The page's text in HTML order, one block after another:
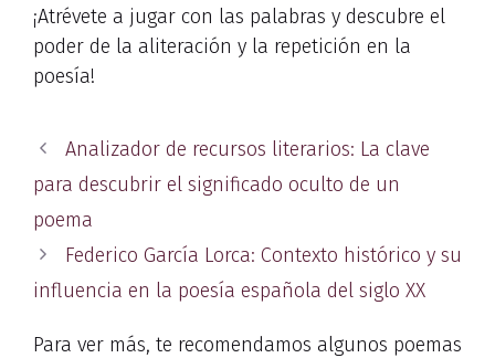
¡Atrévete a jugar con las palabras y descubre el
poder de la aliteración y la repetición en la
poesía!
Analizador de recursos literarios: La clave
para descubrir el significado oculto de un
poema
Federico García Lorca: Contexto histórico y su
influencia en la poesía española del siglo XX
Para ver más, te recomendamos algunos poemas